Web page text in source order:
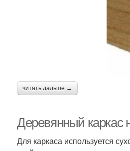
читать дальше →
Деревянный каркас
Для каркаса используется